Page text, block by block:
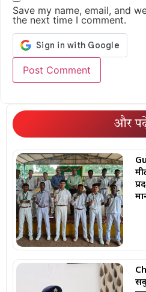
Save my name, email, and
the next time I comment.
और